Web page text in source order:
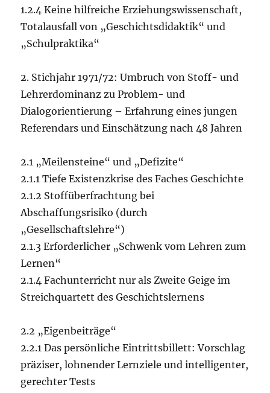
1.2.4 Keine hilfreiche Erziehungswissenschaft,
Totalausfall von „Geschichtsdidaktik“ und
„Schulpraktika“
2. Stichjahr 1971/72: Umbruch von Stoff- und
Lehrerdominanz zu Problem- und
Dialogorientierung – Erfahrung eines jungen
Referendars und Einschätzung nach 48 Jahren
2.1 „Meilensteine“ und „Defizite“
2.1.1 Tiefe Existenzkrise des Faches Geschichte
2.1.2 Stoffüberfrachtung bei
Abschaffungsrisiko (durch
„Gesellschaftslehre“)
2.1.3 Erforderlicher „Schwenk vom Lehren zum
Lernen“
2.1.4 Fachunterricht nur als Zweite Geige im
Streichquartett des Geschichtslernens
2.2 „Eigenbeiträge“
2.2.1 Das persönliche Eintrittsbillett: Vorschlag
präziser, lohnender Lernziele und intelligenter,
gerechter Tests